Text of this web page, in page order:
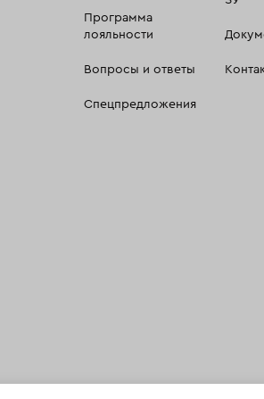
Программа
лояльности
Вопросы и ответы
Спецпредложения